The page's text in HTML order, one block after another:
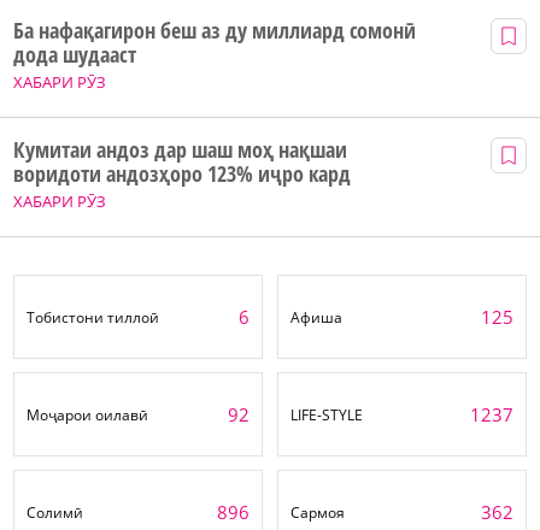
ХАБАРИ РӮЗ
Ба нафақагирон беш аз ду миллиард сомонӣ
дода шудааст
ХАБАРИ РӮЗ
Кумитаи андоз дар шаш моҳ нақшаи
воридоти андозҳоро 123% иҷро кард
Тобистони тиллоӣ 6 Афиша 125
Моҷарои оилавӣ 92 LIFE-STYLE 1237
Солимӣ 896 Сармоя 362